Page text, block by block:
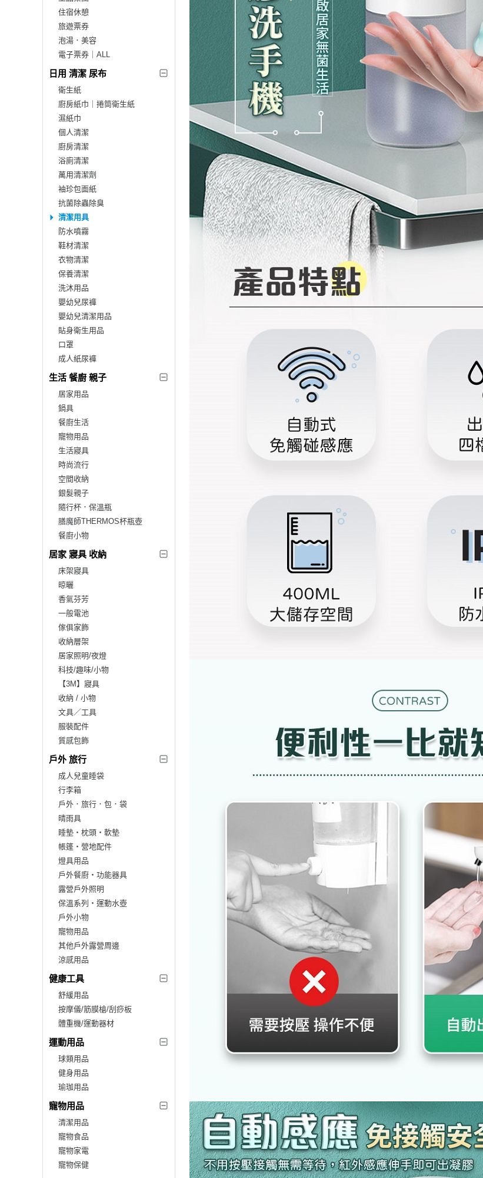
住宿休憩
旅遊票券
泡湯．美容
電子票券｜ALL
日用 清潔 尿布
衛生紙
廚房紙巾｜捲筒衛生紙
濕紙巾
個人清潔
廚房清潔
浴廁清潔
萬用清潔劑
袖珍包面紙
抗菌除蟲除臭
清潔用具
防水噴霧
鞋材清潔
衣物清潔
保養清潔
洗沐用品
嬰幼兒尿褲
嬰幼兒清潔用品
貼身衛生用品
口罩
成人紙尿褲
生活 餐廚 親子
居家用品
鍋具
餐廚生活
寵物用品
生活寢具
時尚流行
空間收納
銀髮親子
隨行杯．保溫瓶
膳魔師THERMOS杯瓶壺
餐廚小物
居家 寢具 收納
床架寢具
晾曬
香氣芬芳
一般電池
傢俱家飾
收納層架
居家照明/夜燈
科技/趣味/小物
【3M】寢具
收納 / 小物
文具／工具
服裝配件
質感包飾
戶外 旅行
成人兒童睡袋
行李箱
戶外．旅行．包．袋
晴雨具
睡墊‧枕頭‧軟墊
帳篷‧營地配件
燈具用品
戶外餐廚‧功能器具
露營戶外照明
保溫系列‧運動水壺
戶外小物
寵物用品
其他戶外露營周邊
涼感用品
健康工具
舒緩用品
按摩儀/筋膜槍/刮痧板
體重機/運動器材
運動用品
球類用品
健身用品
瑜珈用品
寵物用品
清潔用品
寵物食品
寵物家電
寵物保健